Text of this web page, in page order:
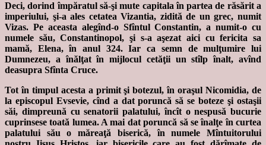
Deci, dorind împăratul să-şi mute capitala în partea de răsărit a
imperiului, şi-a ales cetatea Vizantia, zidită de un grec, numit
Vizas. Pe aceasta alegînd-o Sfîntul Constantin, a numit-o cu
numele său, Constantinopol, şi s-a aşezat aici cu fericita sa
mamă, Elena, în anul 324. Iar ca semn de mulţumire lui
Dumnezeu, a înălţat în mijlocul cetăţii un stîlp înalt, avînd
deasupra Sfînta Cruce.
Tot în timpul acesta a primit şi botezul, în oraşul Nicomidia, de
la episcopul Evsevie, cînd a dat poruncă să se boteze şi ostaşii
săi, dimpreună cu senatorii palatului, încît o nespusă bucurie
cuprinsese toată lumea. A mai dat poruncă să se înalţe în curtea
palatului său o măreaţă biserică, în numele Mîntuitorului